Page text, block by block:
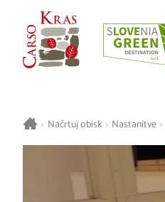
> Načrtuj obisk > Nastanitve >